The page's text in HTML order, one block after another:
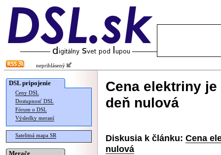
neprihlásený
DSL pripojenie
Ceny DSL
Dostupnosť DSL
Fórum o DSL
Výsledky meraní
Satelitná mapa SR
Merače
Cena elektriny
deň nulová
Diskusia k článku: Cena
nulová